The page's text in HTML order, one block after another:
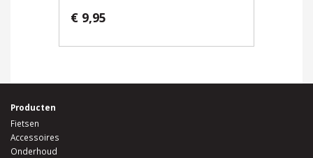
€ 9,95
Producten
Fietsen
Accessoires
Onderhoud